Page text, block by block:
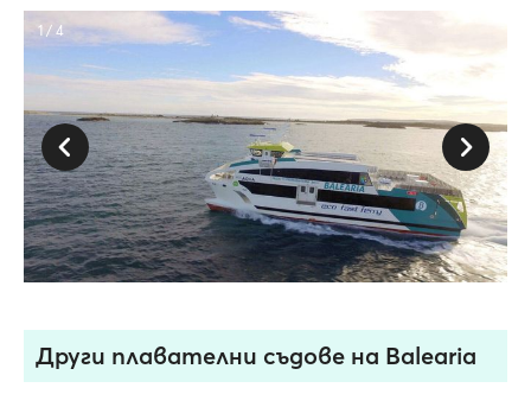
1 / 4
Други плавателни съдове на Balearia